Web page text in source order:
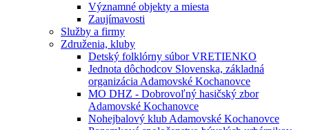
Významné objekty a miesta
Zaujímavosti
Služby a firmy
Združenia, kluby
Detský folklórny súbor VRETIENKO
Jednota dôchodcov Slovenska, základná
organizácia Adamovské Kochanovce
MO DHZ - Dobrovoľný hasičský zbor
Adamovské Kochanovce
Nohejbalový klub Adamovské Kochanovce